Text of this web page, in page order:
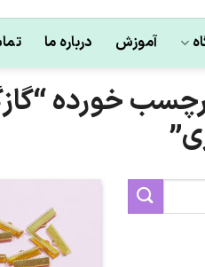
آموزش درباره ما
خورده